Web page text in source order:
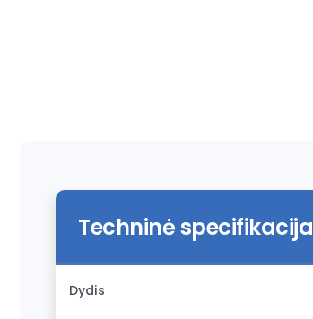
Techninė specifikacija
Dydis